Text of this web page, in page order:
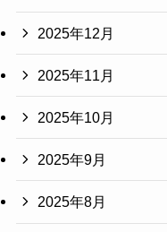
2025年12月
2025年11月
2025年10月
2025年9月
2025年8月